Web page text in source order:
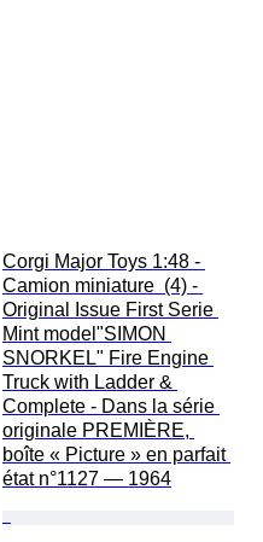
Corgi Major Toys 1:48 -
Camion miniature  (4) -
Original Issue First Serie
Mint model"SIMON
SNORKEL" Fire Engine
Truck with Ladder &
Complete - Dans la série
originale PREMIÈRE,
boîte « Picture » en parfait
état n°1127 — 1964